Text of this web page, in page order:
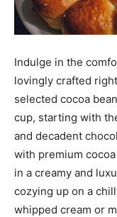
Indulge in the
lovingly crafted
selected cocoa
cup, starting with
and decadent
with premium
in a creamy and
cozying up on a
whipped cream or